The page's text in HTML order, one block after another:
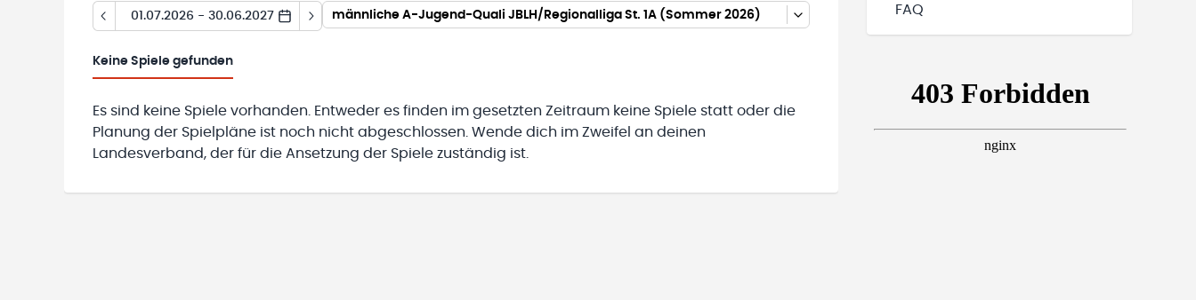
01.07.2026 - 30.06.2027 männliche A-Jugend-Quali JBLH/Regionalliga St. 1A (Sommer 2026)
Keine Spiele gefunden
Es sind keine Spiele vorhanden. Entweder es finden im gesetzten Zeitraum keine Spiele statt oder die
Planung der Spielpläne ist noch nicht abgeschlossen. Wende dich im Zweifel an deinen
Landesverband, der für die Ansetzung der Spiele zuständig ist.
FAQ